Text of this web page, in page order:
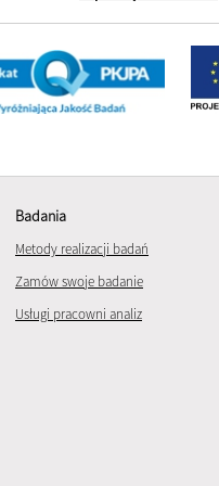
Badania
Metody realizacji badań
Zamów swoje badanie
Usługi pracowni analiz